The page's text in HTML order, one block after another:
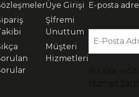
Üye Girişi
Şİfremi
Unuttum
Müşteri
Hizmetleri
E-posta
E-Posta